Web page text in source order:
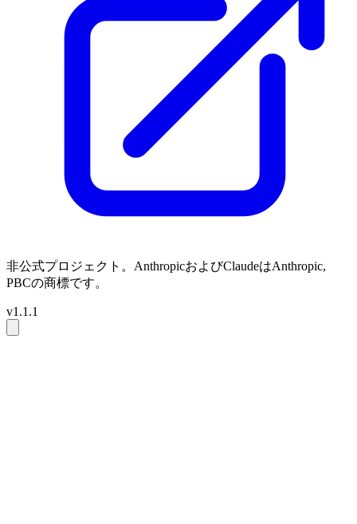
非公式プロジェクト。AnthropicおよびClaudeはAnthropic,
PBCの商標です。
v1.1.1